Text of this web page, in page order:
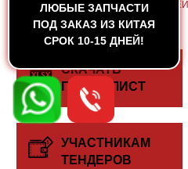
ЛЮБЫЕ ЗАПЧАСТИ
ПОД ЗАКАЗ ИЗ КИТАЯ
СРОК 10-15 ДНЕЙ!
ГЛАВНАЯ — КАТАЛОГ ЗАПЧАСТЕЙ
ОХЛАЖДЕНИЯ SHANTUI SD16 (А)
СКАЧАТЬ
ПРАЙС-ЛИСТ
УЧАСТНИКАМ
ТЕНДЕРОВ